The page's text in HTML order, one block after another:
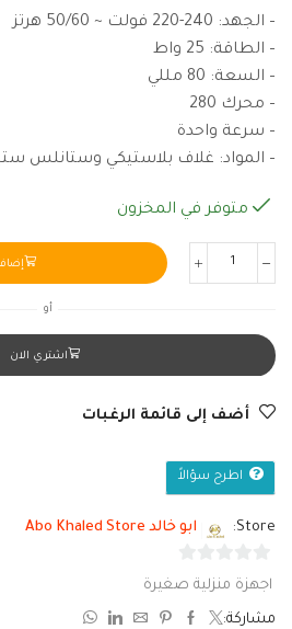
– الجهد: 240-220 فولت ~ 50/60 هرتز
– الطاقة: 25 واط
– السعة: 80 مللي
– محرك 280
– سرعة واحدة
– المواد: غلاف بلاستيكي وستانلس ستيل
متوفر في المخزون
أو
اشتري الان
أضف إلى قائمة الرغبات
اطرح سؤالاً
Store: ابو خالد Abo Khaled Store
اجهزة منزلية صغيرة
مشاركة: